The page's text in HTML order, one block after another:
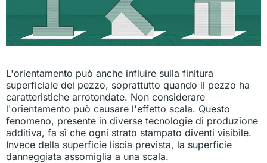
L'orientamento può anche influire sulla finitura
superficiale del pezzo, soprattutto quando il pezzo ha
caratteristiche arrotondate. Non considerare
l'orientamento può causare l'effetto scala. Questo
fenomeno, presente in diverse tecnologie di produzione
additiva, fa sì che ogni strato stampato diventi visibile.
Invece della superficie liscia prevista, la superficie
danneggiata assomiglia a una scala.